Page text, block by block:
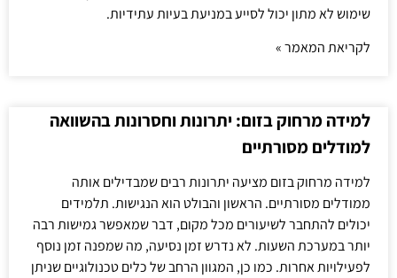
שימוש לא מתון יכול לסייע במניעת בעיות עתידיות.
לקריאת המאמר »
למידה מרחוק בזום: יתרונות וחסרונות בהשוואה
למודלים מסורתיים
למידה מרחוק בזום מציעה יתרונות רבים שמבדילים אותה
ממודלים מסורתיים. הראשון והבולט הוא הנגישות. תלמידים
יכולים להתחבר לשיעורים מכל מקום, דבר שמאפשר גמישות רבה
יותר במערכת השעות. לא נדרש זמן נסיעה, מה שמפנה זמן נוסף
לפעילויות אחרות. כמו כן, המגוון הרחב של כלים טכנולוגיים שניתן